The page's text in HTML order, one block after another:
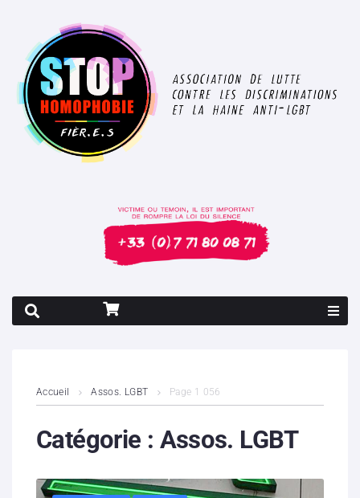
Accueil Assos. LGBT Page 1 056
Catégorie : Assos. LGBT